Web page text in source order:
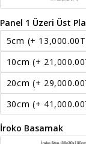
Panel 1 Üzeri Üst
5cm (+
10cm (+
20cm (+
30cm (+
İroko Basamak